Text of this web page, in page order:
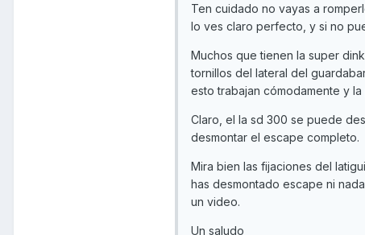
Ten cuidado no vayas a
lo ves claro perfecto, y si no
Muchos que tienen la super
tornillos del lateral del
esto trabajan cómodamente y
Claro, el la sd 300 se puede
desmontar el escape completo.
Mira bien las fijaciones del
has desmontado escape ni
un video.
Un saludo